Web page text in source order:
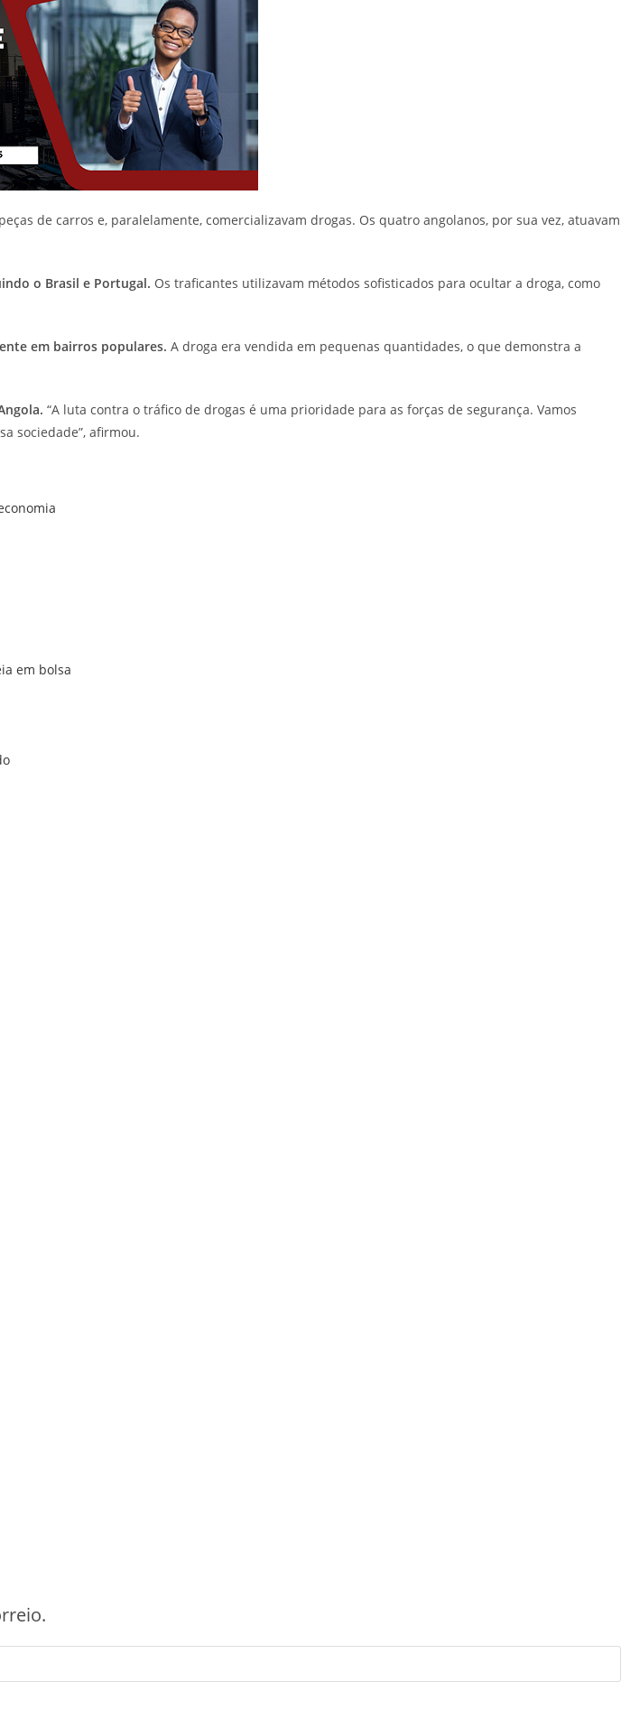
de carros e, paralelamente, comercializavam drogas. Os quatro angolanos, por sua vez, atuavam
o Brasil e Portugal. Os traficantes utilizavam métodos sofisticados para ocultar a droga, como
em bairros populares. A droga era vendida em pequenas quantidades, o que demonstra a
“A luta contra o tráfico de drogas é uma prioridade para as forças de segurança. Vamos
sociedade”, afirmou.
em bolsa